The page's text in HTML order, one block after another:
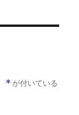
* が付いている